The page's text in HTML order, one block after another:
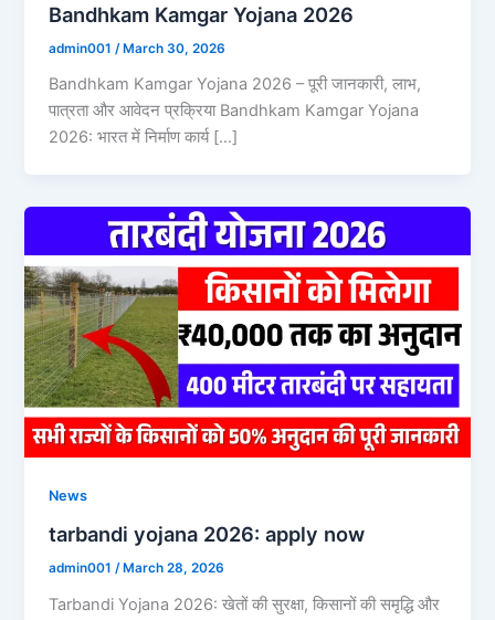
Bandhkam Kamgar Yojana 2026
admin001 /March 30, 2026
Bandhkam Kamgar Yojana 2026 – पूरी जानकारी, लाभ,
पात्रता और आवेदन प्रक्रिया Bandhkam Kamgar Yojana
2026: भारत में निर्माण कार्य […]
News
tarbandi yojana 2026: apply now
admin001 /March 28, 2026
Tarbandi Yojana 2026: खेतों की सुरक्षा, किसानों की समृद्धि और